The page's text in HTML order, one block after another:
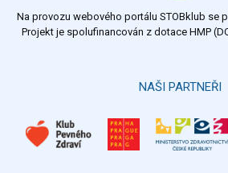
Výsledky
Na provozu webového portálu STOBklub se
Projekt je spolufinancován z dotace HMP
NAŠI PARTNEŘI